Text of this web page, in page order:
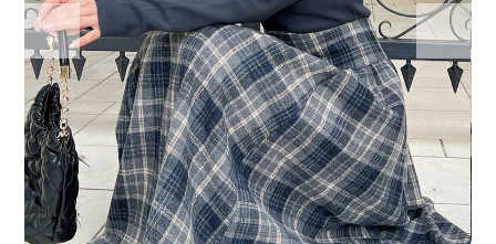
ACCOUNT
SHOP LIST
CONCEPT
ONLINE STORE
COMPANY